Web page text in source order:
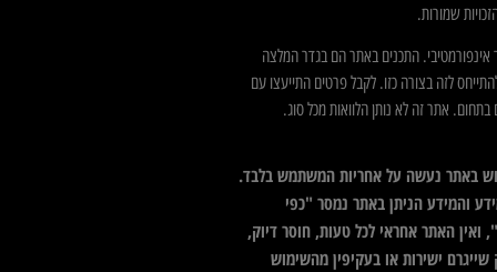
שמורות.
אינפורמטיבי. התכנים באתר הם בגדר המלצה
לזה בצורה כזו. לקבל פרטים התייעצו עם
בתחום. אתר זה לא נותן הלוואות מכל סוג.
באתר נעשה על אחריות המשתמש בלבד.
והמידע הניתן באתר נמסר "כפי
ואין האתר אחראי לכל טעות, חוסר דיוק,
שייגרם ישירות או בעקיפין מהשימוש